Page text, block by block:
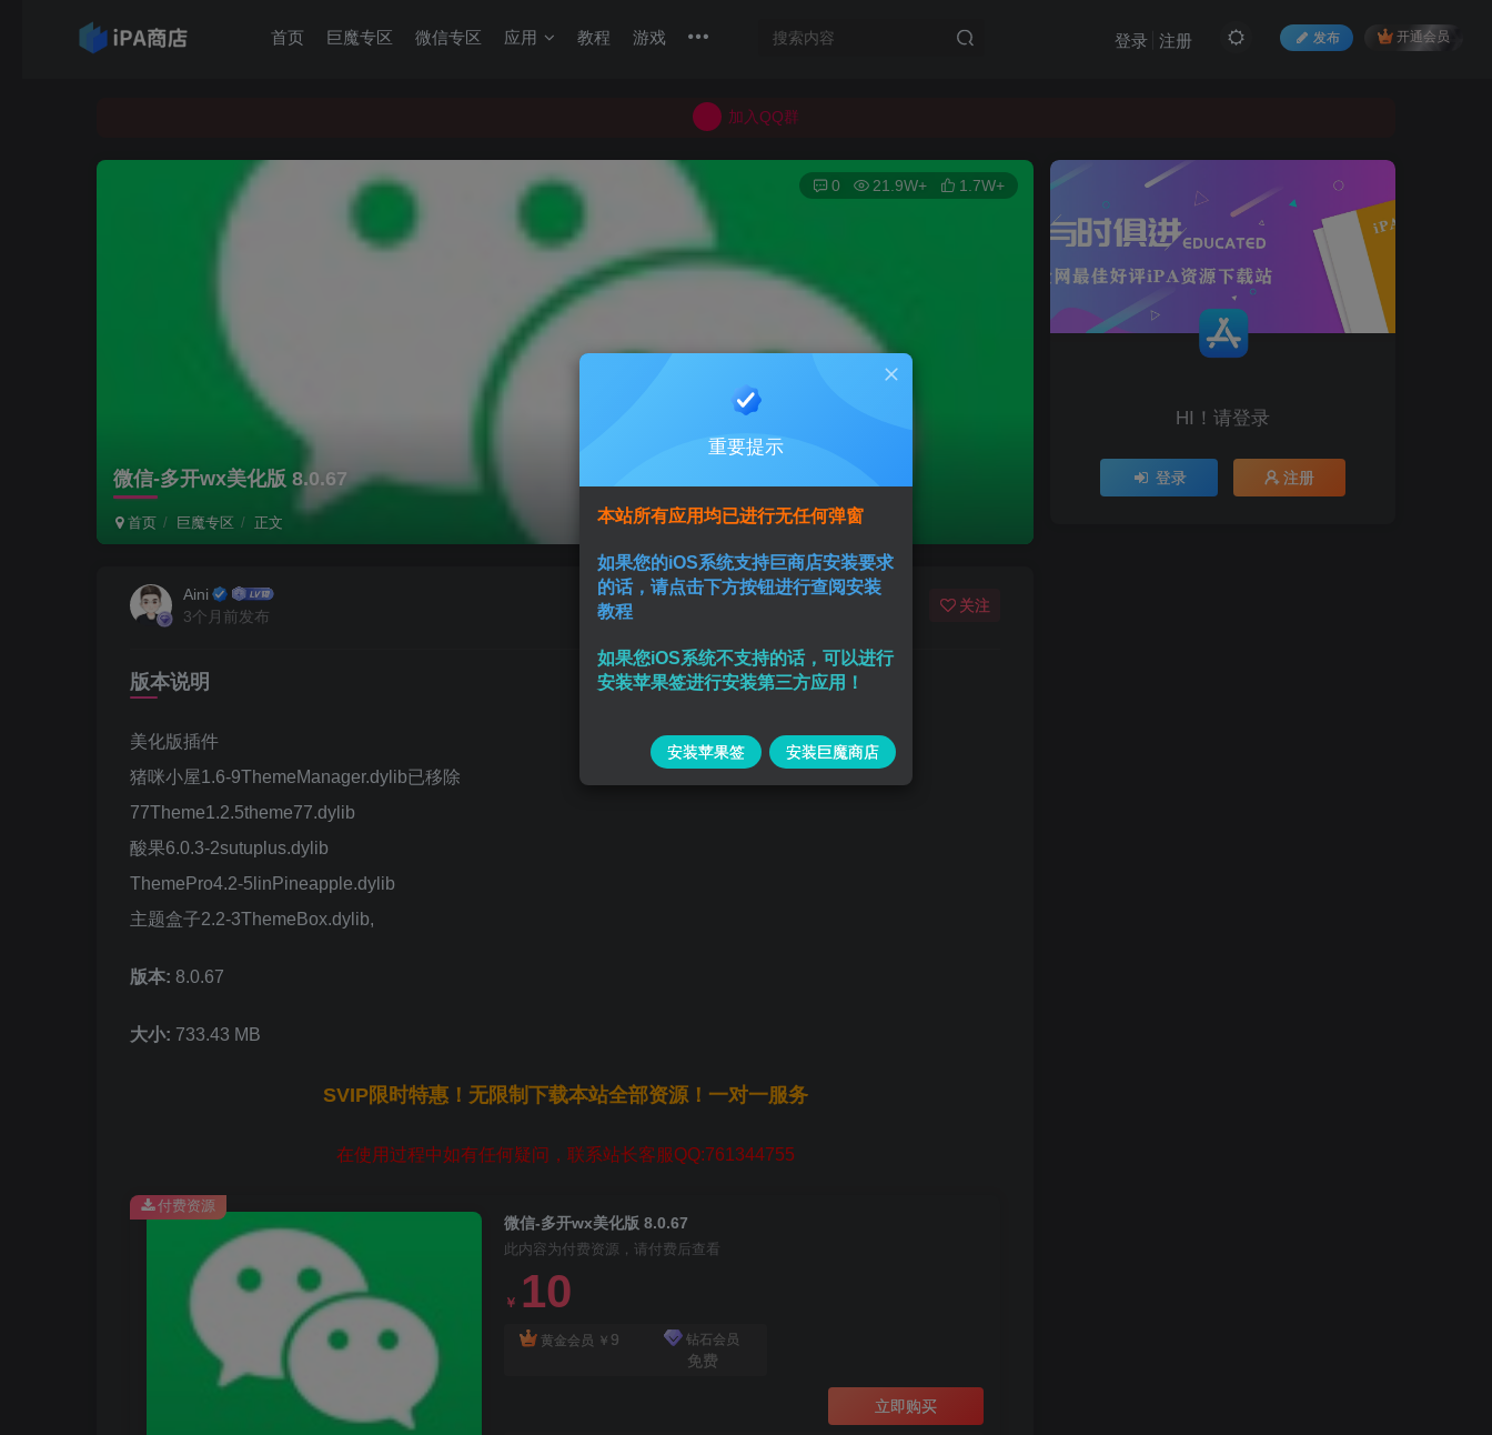
首页 巨魔专区 微信专区 应用 教程 游戏 发布 开通会员
登录 注册
所有上传的应用 均已通过 严格的安全检测
加入QQ群
微信-多开wx美化版 8.0.67
首页 巨魔专区 正文
0 21.9W+ 1.7W+
Aini
3个月前发布
关注
版本说明
美化版插件
猪咪小屋1.6-9ThemeManager.dylib已移除
77Theme1.2.5theme77.dylib
酸果6.0.3-2sutuplus.dylib
ThemePro4.2-5linPineapple.dylib
主题盒子2.2-3ThemeBox.dylib,
版本: 8.0.67
大小: 733.43 MB
SVIP限时特惠！无限制下载本站全部资源！一对一服务
在使用过程中如有任何疑问，联系站长客服QQ:761344755
微信-多开wx美化版 8.0.67
此内容为付费资源，请付费后查看
￥ 10
黄金会员 ￥ 9 钻石会员
免费
立即购买
付费资源
HI！请登录
登录 注册
重要提示
本站所有应用均已进行无任何弹窗
如果您的iOS系统支持巨商店安装要求
的话，请点击下方按钮进行查阅安装
教程
如果您iOS系统不支持的话，可以进行
安装苹果签进行安装第三方应用！
安装苹果签 安装巨魔商店